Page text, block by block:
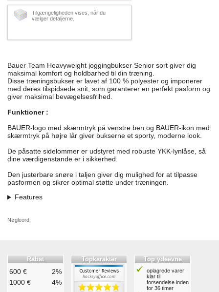
Tilgængeligheden vises, når du
vælger detaljerne.
Bauer Team Heavyweight joggingbukser Senior sort giver dig
maksimal komfort og holdbarhed til din træning.
Disse træningsbukser er lavet af 100 % polyester og imponerer
med deres tilspidsede snit, som garanterer en perfekt pasform og
giver maksimal bevægelsesfrihed.
Funktioner :
BAUER-logo med skærmtryk på venstre ben og BAUER-ikon med
skærmtryk på højre lår giver bukserne et sporty, moderne look.
De påsatte sidelommer er udstyret med robuste YKK-lynlåse, så
dine værdigenstande er i sikkerhed.
Den justerbare snøre i taljen giver dig mulighed for at tilpasse
pasformen og sikrer optimal støtte under træningen.
Features
Nøgleord:
Rabat
600 €
2%
1000 €
4%
Topkarakter Top ydeevne
oplagrede varer
klar til
forsendelse inden
for 36 timer